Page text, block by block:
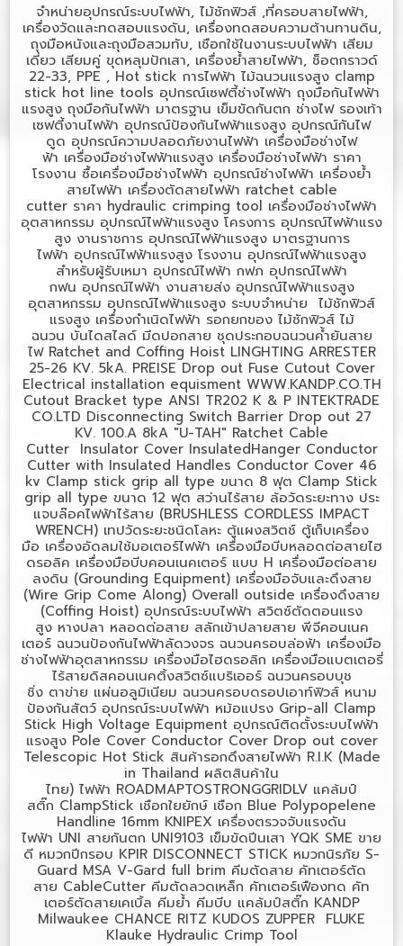
จำหน่ายอุปกรณ์ระบบไฟฟ้า, ไม้ชักฟิวส์ ,ที่ครอบสายไฟฟ้า,
เครื่องวัดและทดสอบแรงดัน, เครื่องทดสอบความต้านทานดิน,
ถุงมือหนังและถุงมือสวมทับ, เชือกใช้ในงานระบบไฟฟ้า เสียม
เดี่ยว เสียมคู่ ขุดหลุมปักเสา, เครื่องย้ำสายไฟฟ้า, ช็อตกราวด์
22-33, PPE , Hot stick การไฟฟ้า ไม้ฉนวนแรงสูงclamp
stick hot line tools อุปกรณ์เซฟตี้ช่างไฟฟ้า ถุงมือกันไฟฟ้า
แรงสูง ถุงมือกันไฟฟ้า มาตรฐาน เข็มขัดกันตก ช่างไฟ รองเท้า
เซฟตี้งานไฟฟ้า อุปกรณ์ป้องกันไฟฟ้าแรงสูง อุปกรณ์กันไฟ
ดูด อุปกรณ์ความปลอดภัยงานไฟฟ้า เครื่องมือช่างไฟ
ฟ้า เครื่องมือช่างไฟฟ้าแรงสูง เครื่องมือช่างไฟฟ้า ราคา
โรงงาน ซื้อเครื่องมือช่างไฟฟ้า อุปกรณ์ช่างไฟฟ้า เครื่องย้ำ
สายไฟฟ้า เครื่องตัดสายไฟฟ้า ratchet cable
cutter ราคา hydraulic crimping tool เครื่องมือช่างไฟฟ้า
อุตสาหกรรม อุปกรณ์ไฟฟ้าแรงสูง โครงการ อุปกรณ์ไฟฟ้าแรง
สูง งานราชการ อุปกรณ์ไฟฟ้าแรงสูง มาตรฐานการ
ไฟฟ้า อุปกรณ์ไฟฟ้าแรงสูง โรงงาน อุปกรณ์ไฟฟ้าแรงสูง
สำหรับผู้รับเหมา อุปกรณ์ไฟฟ้า กฟภ อุปกรณ์ไฟฟ้า
กฟน อุปกรณ์ไฟฟ้า งานสายส่ง อุปกรณ์ไฟฟ้าแรงสูง
อุตสาหกรรม อุปกรณ์ไฟฟ้าแรงสูง ระบบจำหน่าย ไม้ชักฟิวส์
แรงสูง เครื่องกำเนิดไฟฟ้า รอกยกของ ไม้ชักฟิวส์ ไม้
ฉนวน บันไดสไลด์ มีดปอกสาย ชุดประกอบฉนวนค้ำยันสาย
ไฟ Ratchet and Coffing Hoist LINGHTING ARRESTER
25-26 KV. 5kA. PREISE Drop out Fuse Cutout Cover
Electrical installation equisment WWW.KANDP.CO.TH
Cutout Bracket type ANSI TR202 K & P INTEKTRADE
CO.LTD Disconnecting Switch Barrier Drop out 27
KV. 100.A 8kA "U-TAH" Ratchet Cable
Cutter Insulator Cover InsulatedHanger Conductor
Cutter with Insulated Handles Conductor Cover 46
kv Clamp stick grip all type ขนาด 8 ฟุต Clamp Stick
grip all type ขนาด 12 ฟุต สว่านไร้สาย ล้อวัดระยะทาง ประ
แจบล๊อคไฟฟ้าไร้สาย (BRUSHLESS CORDLESS IMPACT
WRENCH) เทปวัดระยะชนิดโลหะ ตู้แผงสวิตช์ ตู้เก็บเครื่อง
มือ เครื่องอัดลมใช้มอเตอร์ไฟฟ้า เครื่องมือบีบหลอดต่อสายไฮ
ดรอลิค เครื่องมือบีบคอนเนคเตอร์ แบบ H เครื่องมือต่อสาย
ลงดิน (Grounding Equipment) เครื่องมือจับและดึงสาย
(Wire Grip Come Along) Overall outside เครื่องดึงสาย
(Coffing Hoist) อุปกรณ์ระบบไฟฟ้า สวิตซ์ตัดตอนแรง
สูง หางปลา หลอดต่อสาย สลักเข้าปลายสาย พีจีคอนเนค
เตอร์ ฉนวนป้องกันไฟฟ้าลัดวงจร ฉนวนครอบล่อฟ้า เครื่องมือ
ช่างไฟฟ้าอุตสาหกรรม เครื่องมือไฮดรอลิก เครื่องมือแบตเตอรี่
ไร้สายดิสคอนเนคติ้งสวิตซ์แบริเออร์ ฉนวนครอบบุช
ชิ่ง ตาข่าย แผ่นอลูมิเนียม ฉนวนครอบดรอปเอาท์ฟิวส์ หนาม
ป้องกันสัตว์ อุปกรณ์ระบบไฟฟ้า หม้อแปรง Grip-all Clamp
Stick High Voltage Equipment อุปกรณ์ติดตั้งระบบไฟฟ้า
แรงสูง Pole Cover Conductor Cover Drop out cover
Telescopic Hot Stick สินค้ารอกดึงสายไฟฟ้า R.I.K (Made
in Thailand ผลิตสินค้าใน
ไทย) ไฟฟ้า ROADMAPTOSTRONGGRIDLV แคล้มป์
สติ๊ก ClampStick เชือกใยยักษ์ เชือก Blue Polypopelene
Handline 16mm KNIPEX เครื่องตรวจจับแรงดัน
ไฟฟ้า UNI สายกันตก UNI9103 เข็มขัดปีนเสา YQK SME ขาย
ดี หมวกปีกรอบ KPIR DISCONNECT STICK หมวกนิรภัย S-
Guard MSA V-Gard full brim คีมตัดสาย คัทเตอร์ตัด
สาย CableCutter คีมตัดลวดเหล็ก คัทเตอร์เฟืองทด คัท
เตอร์ตัดสายเคเบิ้ล คีมย้ำ คีมบีบ แคล้มป์สติ๊ก KANDP
Milwaukee CHANCE RITZ KUDOS ZUPPER FLUKE
Klauke Hydraulic Crimp Tool